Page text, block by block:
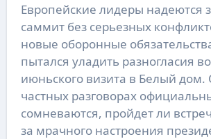
Европейские лидеры надеются
саммит без серьезных
новые оборонные
пытался уладить разногласия
июньского визита в Белый дом.
частных разговорах
сомневаются, пройдет ли
за мрачного настроения